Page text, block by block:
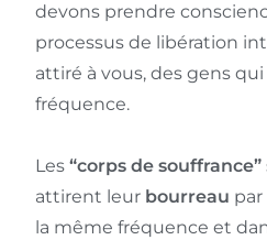
devons prendre
processus de libération
attiré à vous, des gens
fréquence.
Les “corps de souffrance”
attirent leur bourreau
la même fréquence et